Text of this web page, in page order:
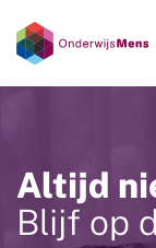
Altijd
Blijf op